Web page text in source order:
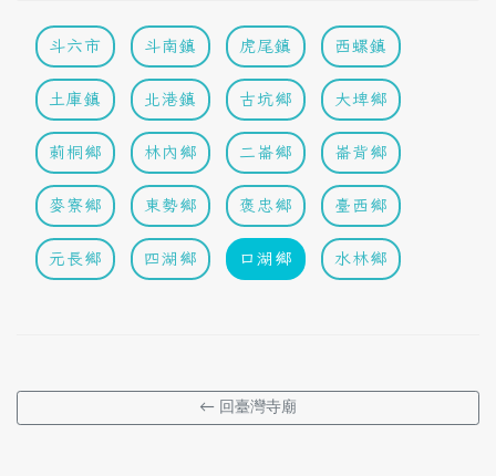
斗六市 斗南鎮 虎尾鎮 西螺鎮
土庫鎮 北港鎮 古坑鄉 大埤鄉
莿桐鄉 林內鄉 二崙鄉 崙背鄉
麥寮鄉 東勢鄉 褒忠鄉 臺西鄉
元長鄉 四湖鄉 口湖鄉 水林鄉
← 回臺灣寺廟